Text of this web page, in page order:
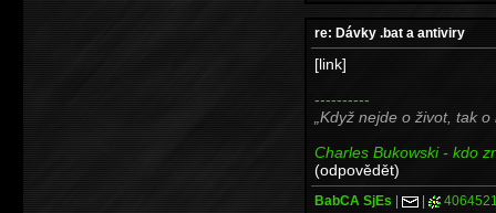
re: Dávky .bat a antiviry
[link]
----------
Když nejde o život, tak o
Charles Bukowski - kdo
(odpovědět)
BabCA SjEs | |